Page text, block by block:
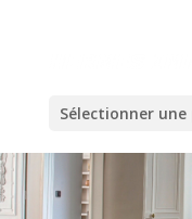
Sélectionner une